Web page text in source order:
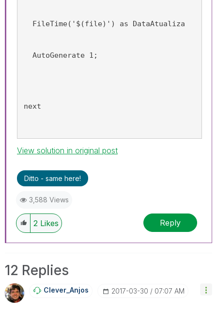
FileTime('$(file)') as DataAtualiza
AutoGenerate 1;
next
View solution in original post
Ditto - same here!
3,588 Views
2 Likes Reply
12 Replies
Clever_Anjos ‎2017-03-30 07:07 AM